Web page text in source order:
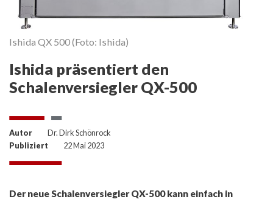
Ishida QX 500 (Foto: Ishida)
Ishida präsentiert den
Schalenversiegler QX-500
Autor
Dr. Dirk Schönrock
Publiziert
22 Mai 2023
Der neue Schalenversiegler QX-500 kann einfach in